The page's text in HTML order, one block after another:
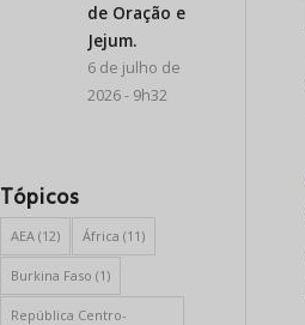
de Oração e
Jejum.
6 de julho de
2026 - 9h32
Tópicos
AEA (12) África (11)
Burkina Faso (1)
República Centro-